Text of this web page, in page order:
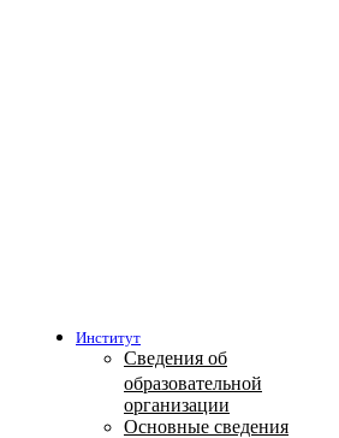
Институт
Сведения об
образовательной
организации
Основные сведения